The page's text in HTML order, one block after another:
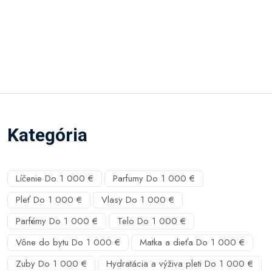
Kategória
Líčenie Do 1 000 €
Parfumy Do 1 000 €
Pleť Do 1 000 €
Vlasy Do 1 000 €
Parfémy Do 1 000 €
Telo Do 1 000 €
Vône do bytu Do 1 000 €
Matka a dieťa Do 1 000 €
Zuby Do 1 000 €
Hydratácia a výživa pleti Do 1 000 €